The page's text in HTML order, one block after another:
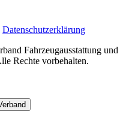
Datenschutzerklärung
Fahrzeugausstattung und
Rechte vorbehalten.